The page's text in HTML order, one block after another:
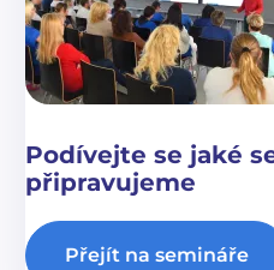
Podívejte se jaké
připravujeme
Přejít na semináře